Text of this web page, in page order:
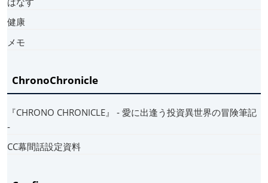
健康
メモ
ChronoChronicle
『CHRONO CHRONICLE』 ‐ 愛に出逢う投資異世界の冒険筆記
‐
CC幕間話設定資料